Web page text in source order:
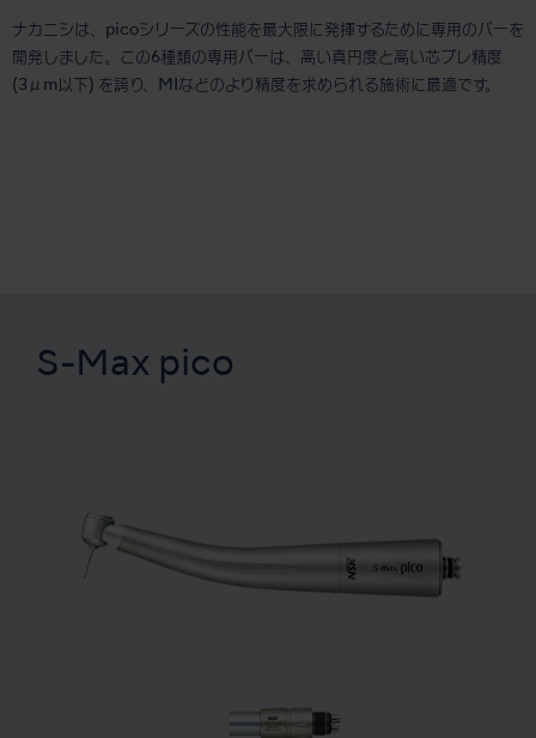
ナカニシは、picoシリーズの性能を最大限に発揮するために専用のバーを
開発しました。この6種類の専用バーは、高い真円度と高い芯ブレ精度
(3μm以下) を誇り、MIなどのより精度を求められる施術に最適です。
S-Max pico